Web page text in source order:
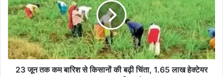
कम
बारिश
से
किसानों
की
बढ़ी
चिंता,23 जून तक कम बारिश से किसानों की बढ़ी चिंता, 1.65 लाख हेक्टेयर